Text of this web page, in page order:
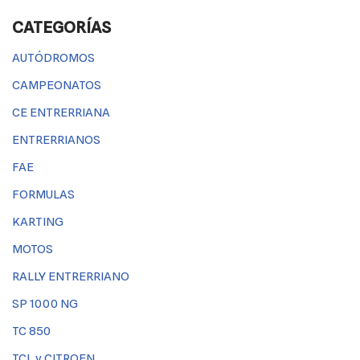
CATEGORÍAS
AUTÓDROMOS
CAMPEONATOS
CE ENTRERRIANA
ENTRERRIANOS
FAE
FORMULAS
KARTING
MOTOS
RALLY ENTRERRIANO
SP 1000 NG
TC 850